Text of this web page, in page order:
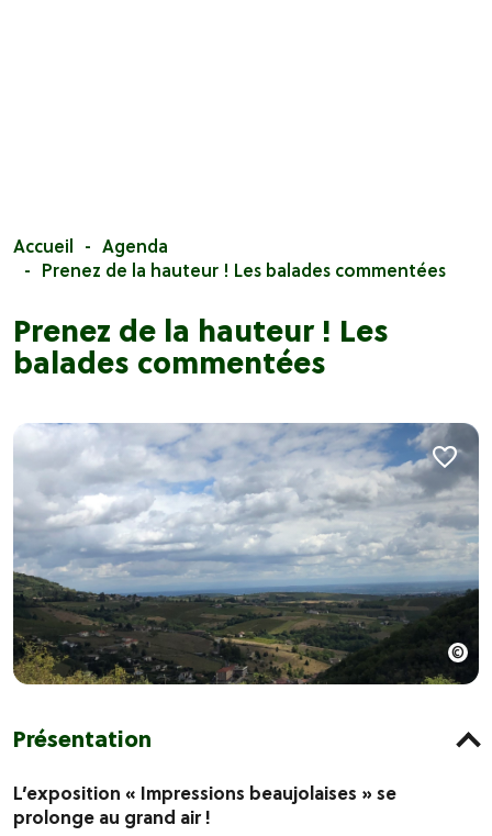
Accueil
Agenda
Prenez de la hauteur ! Les balades commentées
Prenez de la hauteur ! Les
balades commentées
Présentation
L’exposition « Impressions beaujolaises » se
prolonge au grand air !